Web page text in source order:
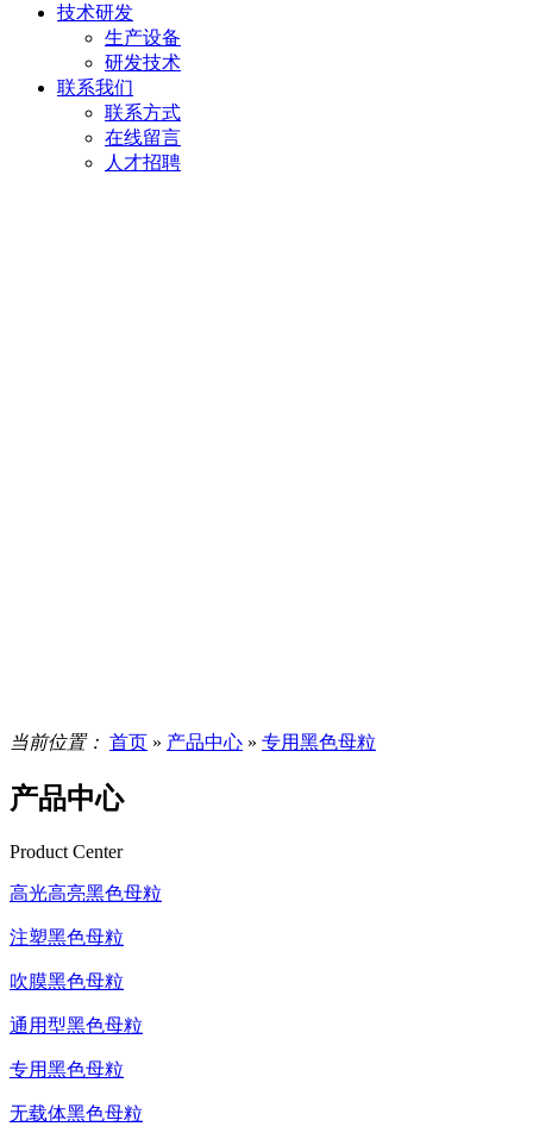
技术研发
生产设备
研发技术
联系我们
联系方式
在线留言
人才招聘
当前位置： 首页 » 产品中心 » 专用黑色母粒
产品中心
Product Center
高光高亮黑色母粒
注塑黑色母粒
吹膜黑色母粒
通用型黑色母粒
专用黑色母粒
无载体黑色母粒